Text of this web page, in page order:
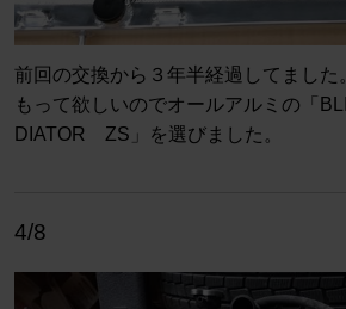
前回の交換から３年半経過してました
もって欲しいのでオールアルミの
DIATOR ZS」を選びました。
4/8